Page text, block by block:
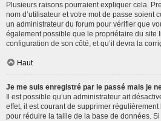
Plusieurs raisons pourraient expliquer cela.
nom d’utilisateur et votre mot de passe soient
un administrateur du forum pour vérifier que
également possible que le propriétaire du site
configuration de son côté, et qu’il devra la
Haut
Je me suis enregistré par le passé mais je
Il est possible qu’un administrateur ait
effet, il est courant de supprimer
pour réduire la taille de la base de données.